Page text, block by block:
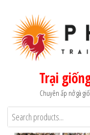
content
Trại
Chuyên ấp nở gà